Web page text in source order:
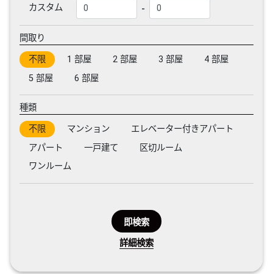
カスタム
-
間取り
不限 1 部屋 2 部屋 3 部屋
4 部屋
5 部屋
6 部屋
種類
不限 マンション
エレベーター付きアパート
アパート
一戸建て
区切ルーム
ワンルーム
即検索
詳細検索